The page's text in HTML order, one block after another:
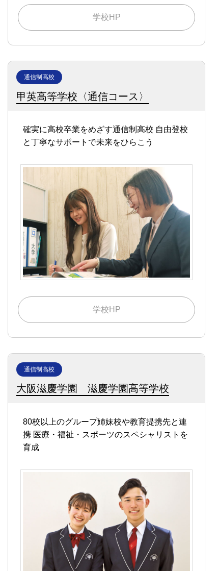
学校HP
通信制高校
甲英高等学校〈通信コース〉
確実に高校卒業をめざす通信制高校 自由登校
と丁寧なサポートで未来をひらこう
学校HP
通信制高校
大阪滋慶学園 滋慶学園高等学校
80校以上のグループ姉妹校や教育提携先と連
携 医療・福祉・スポーツのスペシャリストを
育成